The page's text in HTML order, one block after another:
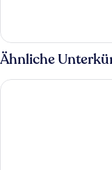
1 Einzelbett
Ähnliche
Hampton By Hilton